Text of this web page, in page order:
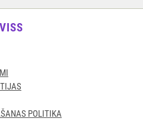
POLITIKA